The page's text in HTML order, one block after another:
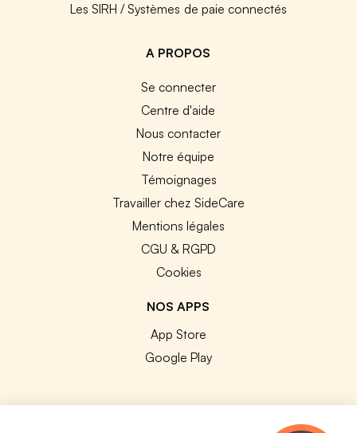
Les SIRH / Systèmes de paie connectés
A PROPOS
Se connecter
Centre d'aide
Nous contacter
Notre équipe
Témoignages
Travailler chez SideCare
Mentions légales
CGU & RGPD
Cookies
NOS APPS
App Store
Google Play